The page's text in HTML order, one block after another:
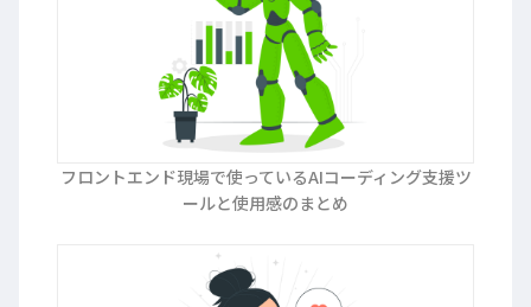
フロントエンド現場で使っているAIコーディング支援ツ
ールと使用感のまとめ